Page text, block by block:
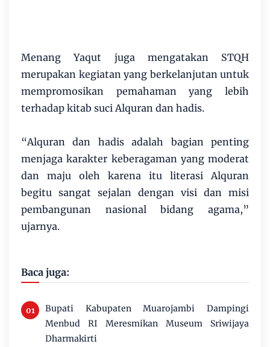
Menang Yaqut juga mengatakan STQH
merupakan kegiatan yang berkelanjutan untuk
mempromosikan pemahaman yang lebih
terhadap kitab suci Alquran dan hadis.
“Alquran dan hadis adalah bagian penting
menjaga karakter keberagaman yang moderat
dan maju oleh karena itu literasi Alquran
begitu sangat sejalan dengan visi dan misi
pembangunan nasional bidang agama,”
ujarnya.
Baca juga:
Bupati Kabupaten Muarojambi Dampingi
Menbud RI Meresmikan Museum Sriwijaya
Dharmakirti